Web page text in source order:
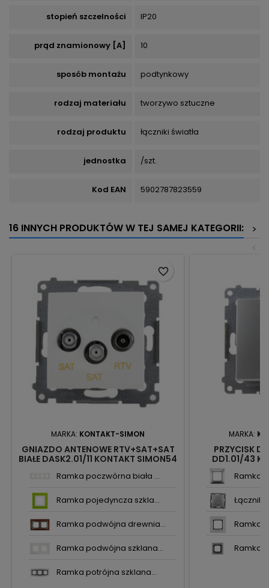
stopień szczelności IP20
prąd znamionowy [A] 10
sposób montażu podtynkowy
rodzaj materiału tworzywo sztuczne
rodzaj produktu łączniki światła
jednostka /szt.
Kod EAN 5902787823559
16 INNYCH PRODUKTÓW W TEJ SAMEJ KATEGORII:
>
<
MARKA: KONTAKT-SIMON
GNIAZDO ANTENOWE RTV+SAT+SAT
BIAŁE DASK2.01/11 KONTAKT SIMON54
Ramka poczwórna biała ...
Ramka pojedyncza szkla...
Ramka podwójna drewnia...
Ramka podwójna szklana...
Ramka potrójna szklana...
favorite_border
MARKA:
PRZYCISK
DD1.01/43
Ramka
Łącznik
Ramka
Ramka